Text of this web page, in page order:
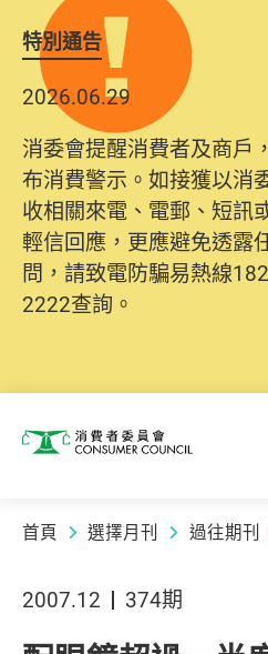
特別通告
2026.06.29
消委會提醒消費者及商戶
布消費警示。如接獲以消
收相關來電、電郵、短訊
輕信回應，更應避免透露
問，請致電防騙易熱線
2222查詢。
消費者委員會
首頁 選擇月刊 過往期刊
2007.12 374期